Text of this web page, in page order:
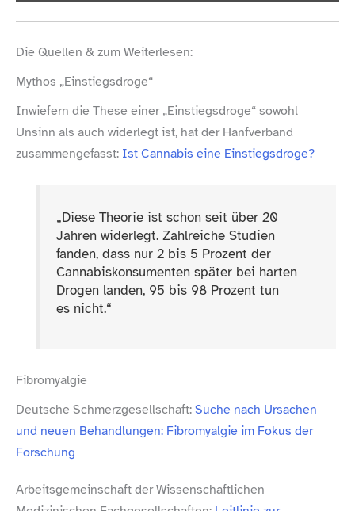
„Alle Drogen legalisieren? DARUM setzt sich Philine
Die Quellen & zum Weiterlesen:
Mythos „Einstiegsdroge“
Inwiefern die These einer „Einstiegsdroge“ sowohl
Unsinn als auch widerlegt ist, hat der Hanfverband
zusammengefasst: Ist Cannabis eine Einstiegsdroge?
„Diese Theorie ist schon seit über 20
Jahren widerlegt. Zahlreiche Studien
fanden, dass nur 2 bis 5 Prozent der
Cannabiskonsumenten später bei harten
Drogen landen, 95 bis 98 Prozent tun
es nicht.“
Fibromyalgie
Deutsche Schmerzgesellschaft:Suche nach Ursachen
und neuen Behandlungen: Fibromyalgie im Fokus der
Forschung
Arbeitsgemeinschaft der Wissenschaftlichen